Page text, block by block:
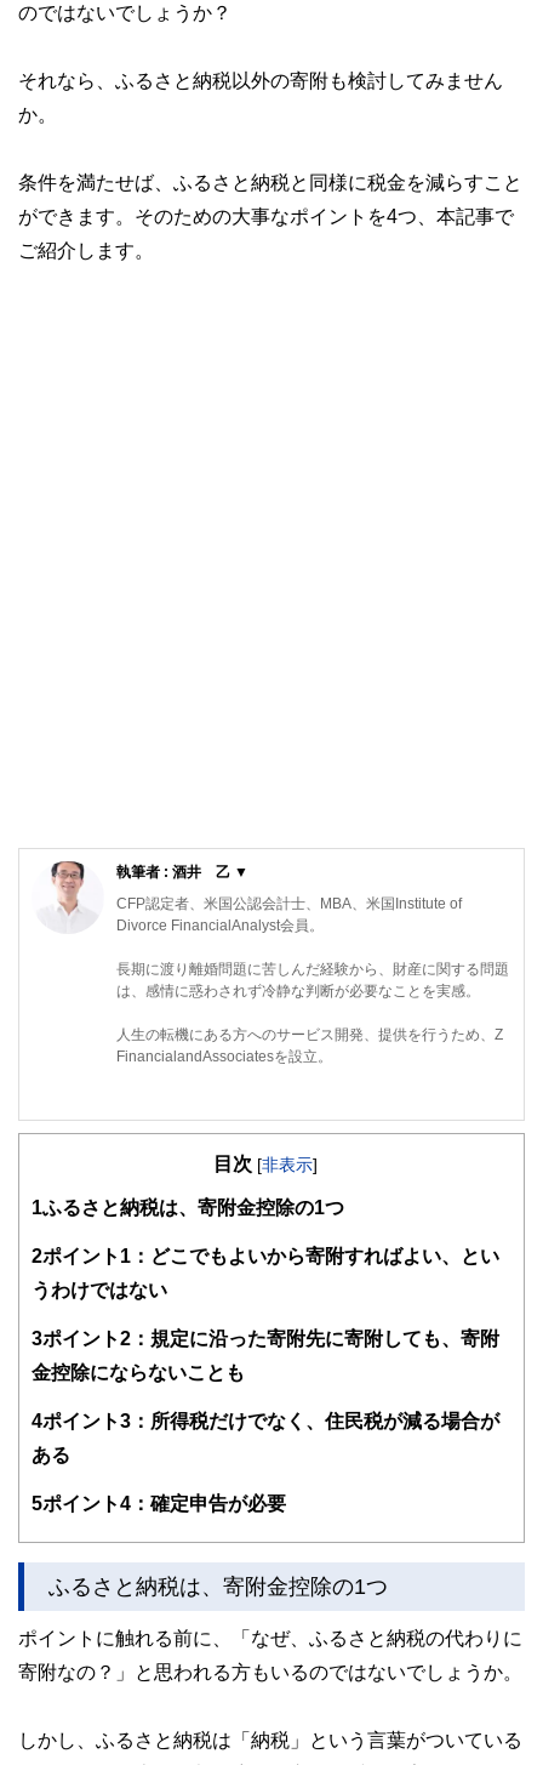
のではないでしょうか？
それなら、ふるさと納税以外の寄附も検討してみません
か。
条件を満たせば、ふるさと納税と同様に税金を減らすこと
ができます。そのための大事なポイントを4つ、本記事で
ご紹介します。
執筆者 : 酒井 乙 ▼
CFP認定者、米国公認会計士、MBA、米国Institute of
Divorce FinancialAnalyst会員。
長期に渡り離婚問題に苦しんだ経験から、財産に関する問題
は、感情に惑わされず冷静な判断が必要なことを実感。
人生の転機にある方へのサービス開発、提供を行うため、Z
FinancialandAssociatesを設立。
目次 [非表示]
1ふるさと納税は、寄附金控除の1つ
2ポイント1：どこでもよいから寄附すればよい、とい
うわけではない
3ポイント2：規定に沿った寄附先に寄附しても、寄附
金控除にならないことも
4ポイント3：所得税だけでなく、住民税が減る場合が
ある
5ポイント4：確定申告が必要
ふるさと納税は、寄附金控除の1つ
ポイントに触れる前に、「なぜ、ふるさと納税の代わりに
寄附なの？」と思われる方もいるのではないでしょうか。
しかし、ふるさと納税は「納税」という言葉がついている